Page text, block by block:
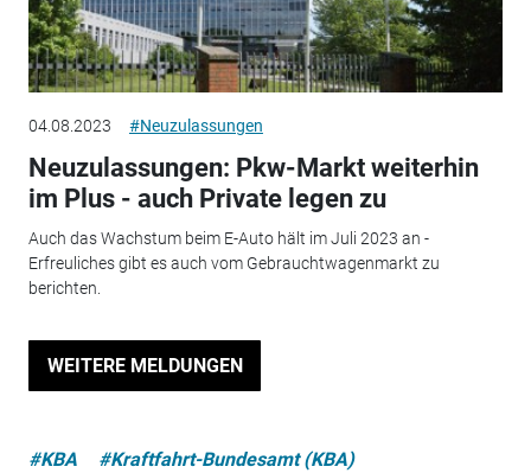
04.08.2023 #Neuzulassungen
Neuzulassungen: Pkw-Markt weiterhin
im Plus - auch Private legen zu
Auch das Wachstum beim E-Auto hält im Juli 2023 an -
Erfreuliches gibt es auch vom Gebrauchtwagenmarkt zu
berichten.
WEITERE MELDUNGEN
#KBA
#Kraftfahrt-Bundesamt (KBA)